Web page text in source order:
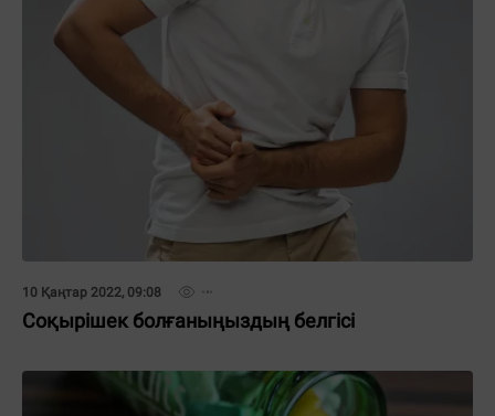
10 Қаңтар 2022, 09:08
Соқырішек болғаныңыздың белгісі